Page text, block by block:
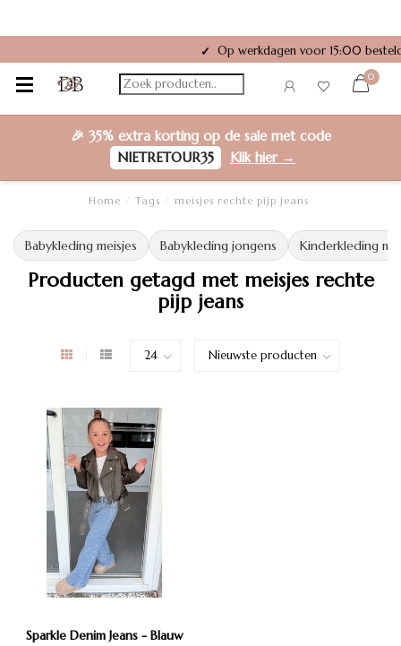
✓ Op werkdagen voor 15:00
0
🎉 35% extra kortingop de sale met code
NIETRETOUR35
Klik hier →
Home Tags meisjes rechte pijp jeans
Babykleding meisjes Babykleding jongens Kinderkleding
Producten getagd met meisjes rechte
pijp jeans
Sparkle Denim Jeans - Blauw